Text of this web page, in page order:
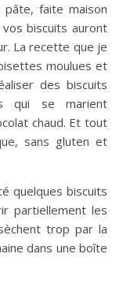
pâte, faite maison
biscuits auront
La recette que je
moulues et
des biscuits
qui se marient
chaud. Et tout
sans gluten et
quelques biscuits
partiellement les
trop par la
dans une boîte